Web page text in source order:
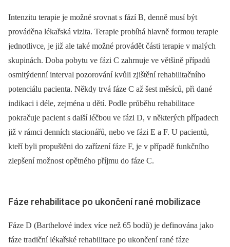
Intenzitu terapie je možné srovnat s fází B, denně musí být
prováděna lékařská vizita. Terapie probíhá hlavně formou terapie
jednotlivce, je již ale také možné provádět části terapie v malých
skupinách. Doba pobytu ve fázi C zahrnuje ve většině případů
osmitýdenní interval pozorování kvůli zjištění rehabilitačního
potenciálu pacienta. Někdy trvá fáze C až šest měsíců, při dané
indikaci i déle, zejména u dětí. Podle průběhu rehabilitace
pokračuje pacient s další léčbou ve fázi D, v některých případech
již v rámci denních stacionářů, nebo ve fázi E a F. U pacientů,
kteří byli propuštěni do zařízení fáze F, je v případě funkčního
zlepšení možnost opětného příjmu do fáze C.
Fáze rehabilitace po ukončení rané mobilizace
Fáze D (Barthelové index více než 65 bodů) je definována jako
fáze tradiční lékařské rehabilitace po ukončení rané fáze